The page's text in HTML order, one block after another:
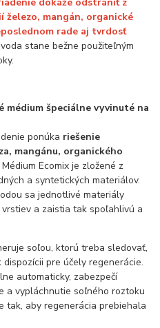
železo, mangán, organické
rade aj tvrdosť
stane bežne použiteľným
médium špeciálne vyvinuté na
ponúka riešenie
mangánu, organického
Médium Ecomix je zložené z
a syntetických materiálov.
sa jednotlivé materiály
a zaistia tak spoľahlivú a
soľou, ktorú treba sledovať,
pre účely regenerácie.
automaticky, zabezpečí
a vypláchnutie soľného roztoku
tak, aby regenerácia prebiehala